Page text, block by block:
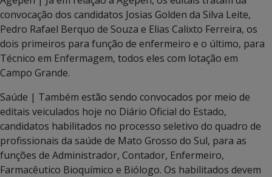
convocação dos candidatos Josias Golden da Silva Leite,
Pedro Rafael Berquo de Souza e Elias Calixto Ferreira, os
dois primeiros para função de enfermeiro e o último, para
Técnico em Enfermagem, todos eles com lotação em
Campo Grande.
Saúde | Também estão sendo convocados por meio de
editais veiculados hoje no Diário Oficial do Estado,
candidatos habilitados no processo seletivo do quadro de
profissionais da saúde de Mato Grosso do Sul, para as
funções de Administrador, Contador, Enfermeiro,
Farmacêutico Bioquímico e Biólogo. Os habilitados devem